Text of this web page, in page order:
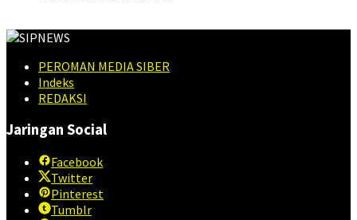
PEROMAN MEDIA SIBER
Indeks
REDAKSI
Jaringan Social
Facebook
Twitter
Pinterest
Tumblr